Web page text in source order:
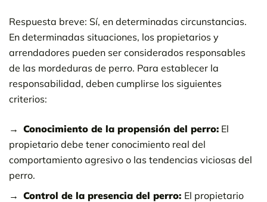
Respuesta breve: Sí, en determinadas circunstancias.
En determinadas situaciones, los propietarios y
arrendadores pueden ser considerados responsables
de las mordeduras de perro. Para establecer la
responsabilidad, deben cumplirse los siguientes
criterios:
Conocimiento de la propensión del perro: El
propietario debe tener conocimiento real del
comportamiento agresivo o las tendencias viciosas del
perro.
Control de la presencia del perro: El propietario